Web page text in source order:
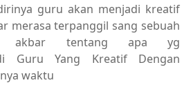
guru akan menjadi kreatif
merasa terpanggil sang sebuah
akbar tentang apa yg
Guru Yang Kreatif Dengan
waktu